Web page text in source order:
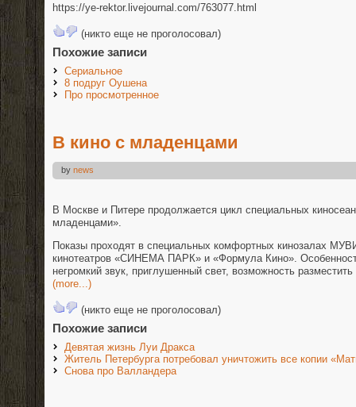
https://ye-rektor.livejournal.com/763077.html
(никто еще не проголосовал)
Похожие записи
Сериальное
8 подруг Оушена
Про просмотренное
В кино с младенцами
by news
В Москве и Питере продолжается цикл специальных
младенцами».
Показы проходят в специальных комфортных кинозалах
кинотеатров «СИНЕМА ПАРК» и «Формула Кино».
негромкий звук, приглушенный свет, возможность
(more...)
(никто еще не проголосовал)
Похожие записи
Девятая жизнь Луи Дракса
Житель Петербурга потребовал уничтожить все копии
Снова про Валландера